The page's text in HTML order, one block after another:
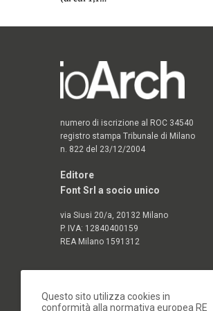
numero di iscrizione al ROC 34540
registro stampa Tribunale di Milano
n. 822 del 23/12/2004
Editore
Font Srl a socio unico
via Siusi 20/a, 20132 Milano
P. IVA: 12840400159
REA Milano 1591312
Questo sito utilizza cookies in
conformità alla normativa europea RE